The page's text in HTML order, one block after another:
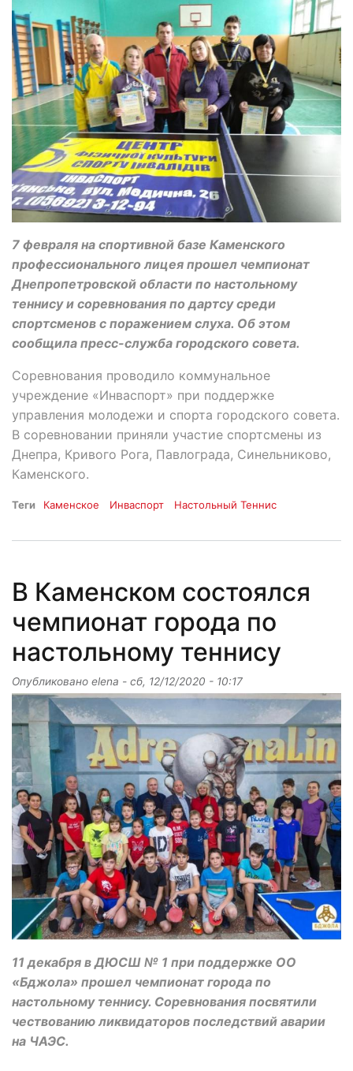
7 февраля на спортивной базе Каменского
профессионального лицея прошел чемпионат
Днепропетровской области по настольному
теннису и соревнования по дартсу среди
спортсменов с поражением слуха. Об этом
сообщила пресс-служба городского совета.
Соревнования проводило коммунальное
учреждение «Инваспорт» при поддержке
управления молодежи и спорта городского совета.
В соревновании приняли участие спортсмены из
Днепра, Кривого Рога, Павлограда, Синельниково,
Каменского.
Теги Каменское Инваспорт Настольный Теннис
В Каменском состоялся
чемпионат города по
настольному теннису
Опубликовано elena - сб, 12/12/2020 - 10:17
11 декабря в ДЮСШ № 1 при поддержке ОО
«Бджола» прошел чемпионат города по
настольному теннису. Соревнования посвятили
чествованию ликвидаторов последствий аварии
на ЧАЭС.